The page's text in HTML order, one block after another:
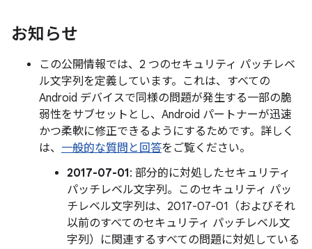
お知らせ
この公開情報では、2 つのセキュリティ パッチレベ
ル文字列を定義しています。これは、すべての
Android デバイスで同様の問題が発生する一部の脆
弱性をサブセットとし、Android パートナーが迅速
かつ柔軟に修正できるようにするためです。詳しく
は、 一般的な質問と回答をご覧ください。
2017-07-01: 部分的に対処したセキュリティ
パッチレベル文字列。このセキュリティ パッ
チレベル文字列は、2017-07-01（およびそれ
以前のすべてのセキュリティ パッチレベル文
字列）に関連するすべての問題に対処している